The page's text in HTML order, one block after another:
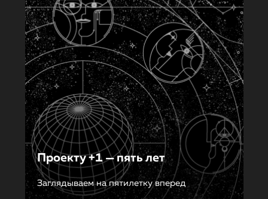
Проекту +1 — пять лет
Заглядываем на пятилетку вперед